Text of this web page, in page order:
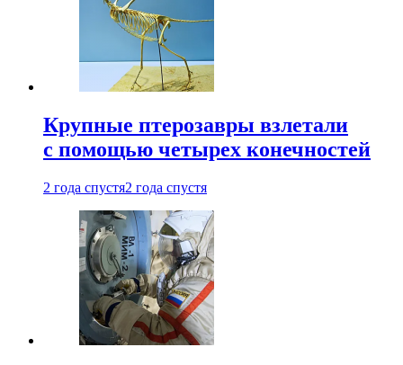
Крупные птерозавры взлетали
с помощью четырех конечностей
2 года спустя2 года спустя